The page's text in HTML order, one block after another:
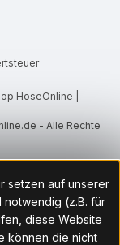
HoseOnline |
- Alle Rechte
setzen auf unserer
notwendig (z.B. für
diese Website
können die nicht